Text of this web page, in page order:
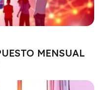
MENSUAL